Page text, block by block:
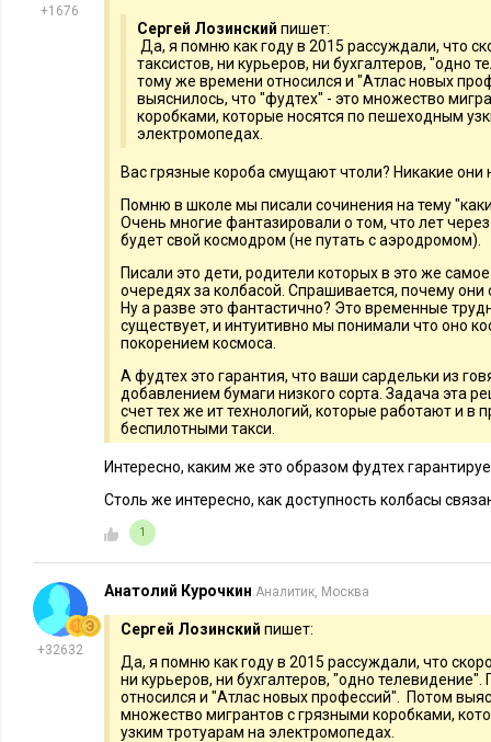
Также читайте:
ПЛАНИРОВАНИЕ КАРЬЕРЫ 43027 123
Универсальные компетенции
будущего: кто будет востребован
БИЗНЕС-КУРСЫ
«Просто
+1676
Сергей Лозинский пишет:
Да, я помню как году в 2015 рассуждали, что
таксистов, ни курьеров, ни бухгалтеров, "одно
тому же времени относился и "Атлас новых
выяснилось, что "фудтех" - это множество
коробками, которые носятся по пешеходным
электромопедах.
Вас грязные короба смущают чтоли? Никакие они
Помню в школе мы писали сочинения на тему
Очень многие фантазировали о том, что лет
будет свой космодром (не путать с аэродромом).
Писали это дети, родители которых в это же
очередях за колбасой. Спрашивается, почему они
Ну а разве это фантастично? Это временные
существует, и интуитивно мы понимали что оно
покорением космоса.
А фудтех это гарантия, что ваши сардельки из
добавлением бумаги низкого сорта. Задача эта
счет тех же ит технологий, которые работают и в
беспилотными такси.
Интересно, каким же это образом фудтех
Столь же интересно, как доступность колбасы
1
+32632
Анатолий Курочкин Аналитик, Москва
Сергей Лозинский пишет:
Да, я помню как году в 2015 рассуждали, что
ни курьеров, ни бухгалтеров, "одно
относился и "Атлас новых профессий". Потом
множество мигрантов с грязными коробками,
узким тротуарам на электромопедах.